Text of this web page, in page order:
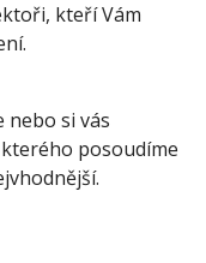
kteří Vám
nebo si vás
posoudíme